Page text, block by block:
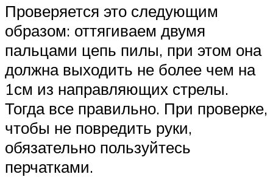
Проверяется это следующим
образом: оттягиваем двумя
пальцами цепь пилы, при этом она
должна выходить не более чем на
1см из направляющих стрелы.
Тогда все правильно. При проверке,
чтобы не повредить руки,
обязательно пользуйтесь
перчатками.